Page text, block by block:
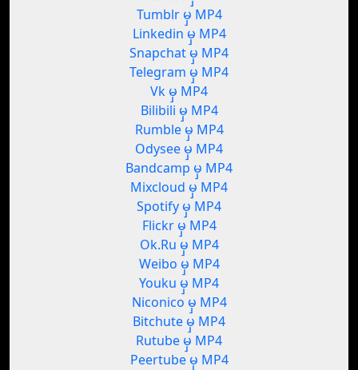
Tumblr မှ MP4
Linkedin မှ MP4
Snapchat မှ MP4
Telegram မှ MP4
Vk မှ MP4
Bilibili မှ MP4
Rumble မှ MP4
Odysee မှ MP4
Bandcamp မှ MP4
Mixcloud မှ MP4
Spotify မှ MP4
Flickr မှ MP4
Ok.Ru မှ MP4
Weibo မှ MP4
Youku မှ MP4
Niconico မှ MP4
Bitchute မှ MP4
Rutube မှ MP4
Peertube မှ MP4